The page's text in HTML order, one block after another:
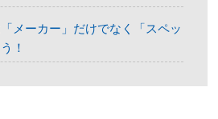
メーカー」だけでなく「スペッ
！